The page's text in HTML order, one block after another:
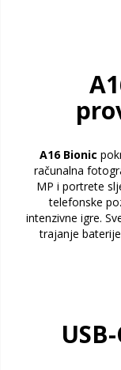
A16 Bionic
računalna
MP i portrete
telefonske
intenzivne igre.
trajanje